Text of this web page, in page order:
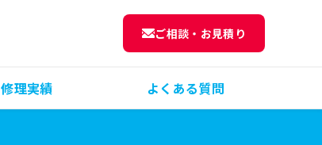
ご相談・お見積り
修理実績 よくある質問